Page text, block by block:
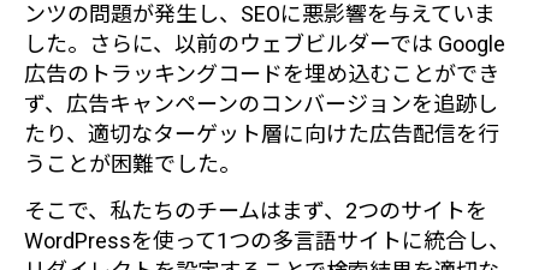
ンツの問題が発生し、SEOに悪影響を与えていま
した。さらに、以前のウェブビルダーでは Google
広告のトラッキングコードを埋め込むことができ
ず、広告キャンペーンのコンバージョンを追跡し
たり、適切なターゲット層に向けた広告配信を行
うことが困難でした。
そこで、私たちのチームはまず、2つのサイトを
WordPressを使って1つの多言語サイトに統合し、